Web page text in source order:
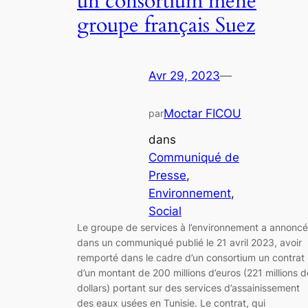
groupe français Suez
Avr 29, 2023—
parMoctar FICOU
dans
Communiqué de
Presse
Environnement
Social
Le groupe de services à l’environnement a
dans un communiqué publié le 21 avril 2023, avoir
remporté dans le cadre d’un consortium un contrat
d’un montant de 200 millions d’euros (221 millions
dollars) portant sur des services d’assainissement
des eaux usées en Tunisie. Le contrat, qui